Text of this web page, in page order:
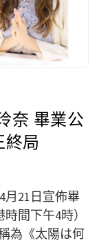
奈 畢業公
終局
月21日宣佈畢
間下午4時）
為《太陽は何